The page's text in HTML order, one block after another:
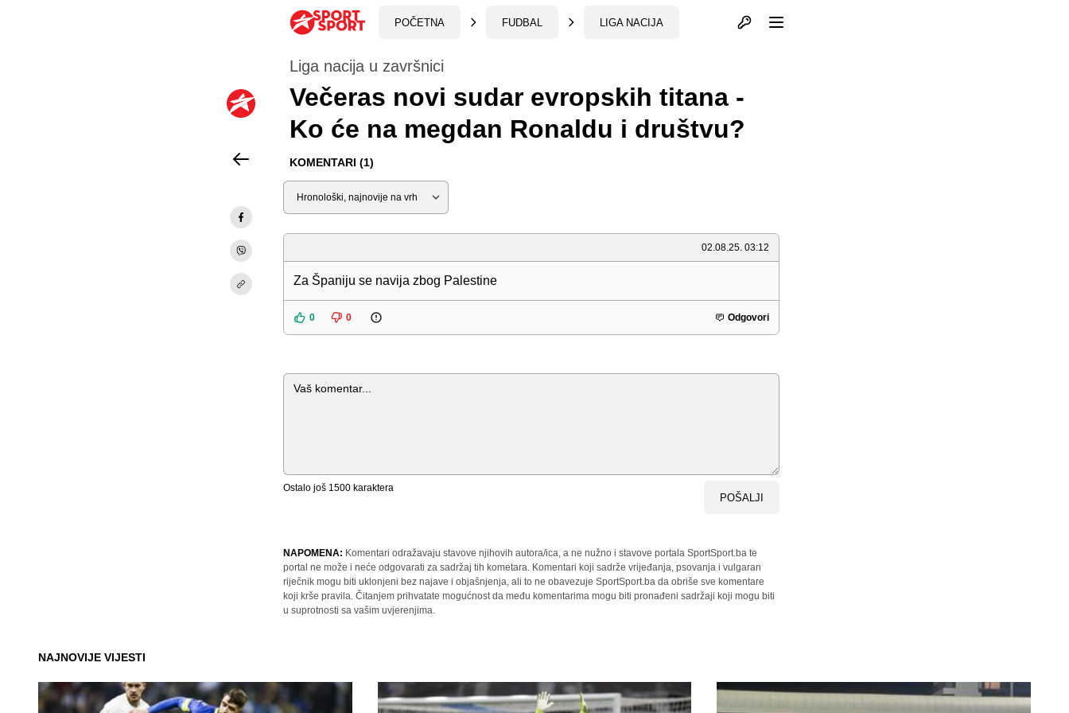
POČETNA FUDBAL LIGA NACIJA Otvori profil
Liga nacija u završnici
Večeras novi sudar evropskih titana -
Ko će na megdan Ronaldu i društvu?
KOMENTARI (1)
Sortiraj
02.08.25. 03:12
Za Španiju se navija zbog Palestine
0 0 Odgovori
Komentar
Ostalo još 1500 karaktera
POŠALJI
NAPOMENA: Komentari odražavaju stavove njihovih autora/ica, a ne nužno i stavove portala SportSport.ba te
portal ne može i neće odgovarati za sadržaj tih kometara. Komentari koji sadrže vrijeđanja, psovanja i vulgaran
riječnik mogu biti uklonjeni bez najave i objašnjenja, ali to ne obavezuje SportSport.ba da obriše sve komentare
koji krše pravila. Čitanjem prihvatate mogućnost da među komentarima mogu biti pronađeni sadržaji koji mogu biti
u suprotnosti sa vašim uvjerenjima.
NAJNOVIJE VIJESTI